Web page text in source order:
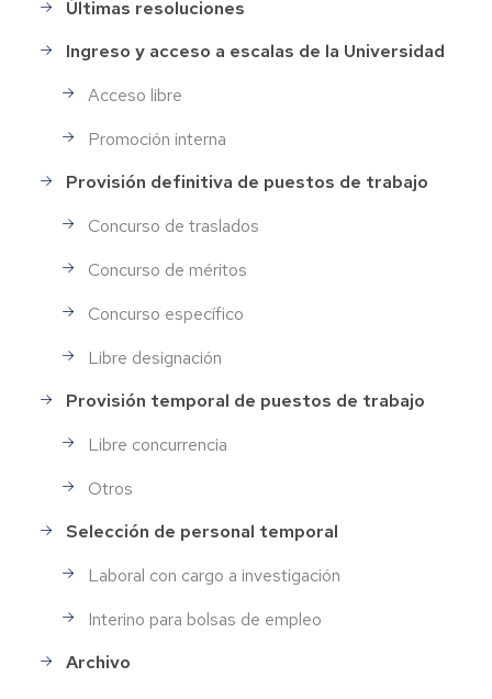
Últimas resoluciones
Ingreso y acceso a escalas de la Universidad
Acceso libre
Promoción interna
Provisión definitiva de puestos de trabajo
Concurso de traslados
Concurso de méritos
Concurso específico
Libre designación
Provisión temporal de puestos de trabajo
Libre concurrencia
Otros
Selección de personal temporal
Laboral con cargo a investigación
Interino para bolsas de empleo
Archivo